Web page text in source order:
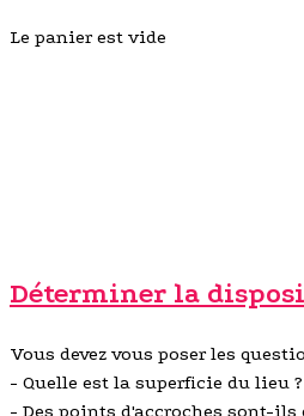
Le panier est vide
Déterminer la
Vous devez vous poser les
- Quelle est la superficie du lieu
- Des points d'accroches sont-ils